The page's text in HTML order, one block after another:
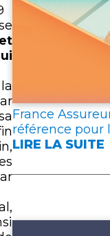
France
référence pour
LIRE LA SUITE
:
FRANCE
DEUX